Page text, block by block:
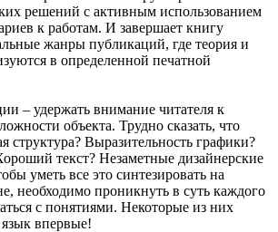
решений с активным использованием
к работам. И завершает книгу
жанры публикаций, где теория и
в определенной печатной
– удержать внимание читателя к
объекта. Трудно сказать, что
структура? Выразительность графики?
текст? Незаметные дизайнерские
уметь все это синтезировать на
необходимо проникнуть в суть каждого
с понятиями. Некоторые из них
язык впервые!